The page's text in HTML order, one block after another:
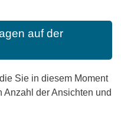
auf der
Sie in diesem Moment
der Ansichten und